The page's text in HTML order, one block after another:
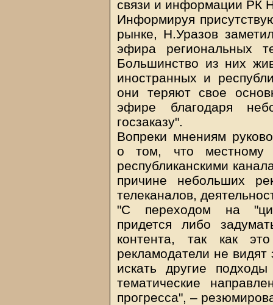
связи и информации РК
Информируя
рынке, Н.Уразов
эфира региональных
Большинство из них
иностранных и
они теряют свое
эфире благодаря
госзаказу".
Вопреки мнениям
о том, что местному
республиканскими
причине небольших
телеканалов,
"С переходом на
придется либо
контента, так как
рекламодатели не
искать другие
тематические
прогресса", –